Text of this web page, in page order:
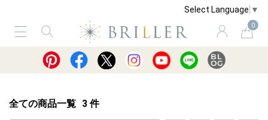
Select Language ▼
0
サービス ショッピングガイド 買取
全ての商品一覧 3 件